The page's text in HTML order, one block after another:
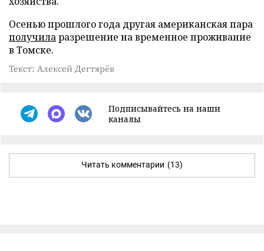
Осенью прошлого года другая американская пара
получиларазрешение на временное проживание
в Томске.
Текст: Алексей Дегтярёв
Подписывайтесь на наши
каналы
Читать комментарии (13)